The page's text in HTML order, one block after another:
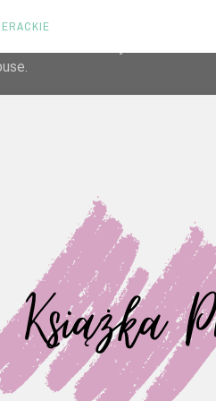
its services and to analyze